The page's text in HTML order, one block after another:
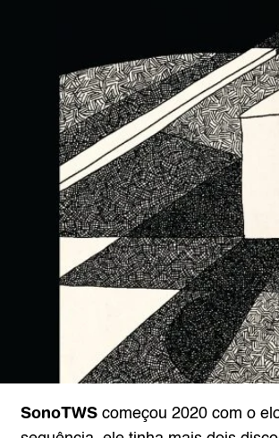
SonoTWS começou 2020 com o